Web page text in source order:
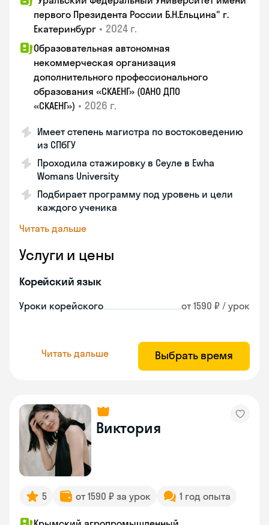
первого Президента России Б.Н.Ельцина" г.
Екатеринбург • 2024 г.
Образовательная автономная
некоммерческая организация
дополнительного профессионального
образования «СКАЕНГ» (ОАНО ДПО
«СКАЕНГ») • 2026 г.
Имеет степень магистра по востоковедению
из СПбГУ
Проходила стажировку в Сеуле в Ewha
Womans University
Подбирает программу под уровень и цели
каждого ученика
Читать дальше
Услуги и цены
Корейский язык
Уроки корейского от 1590 ₽ / урок
Читать дальше Выбрать время
Виктория
5 от 1590 ₽ за урок 1 год опыта